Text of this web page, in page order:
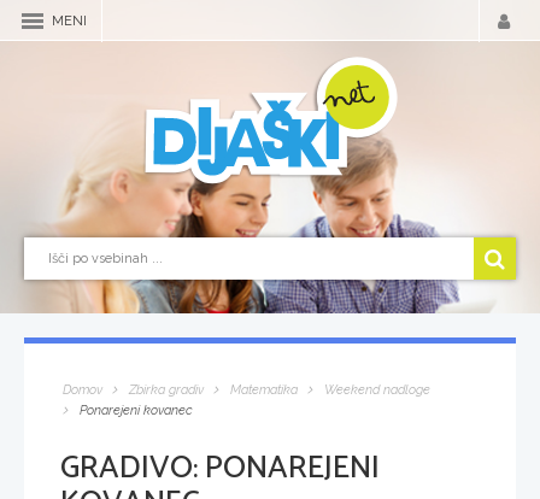
MENI
Domov Zbirka gradiv Matematika
Weekend nadloge
Ponarejeni kovanec
GRADIVO:PONAREJENI